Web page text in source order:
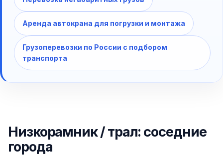
Аренда автокрана для погрузки и монтажа
Грузоперевозки по России с подбором
транспорта
Низкорамник / трал: соседние
города